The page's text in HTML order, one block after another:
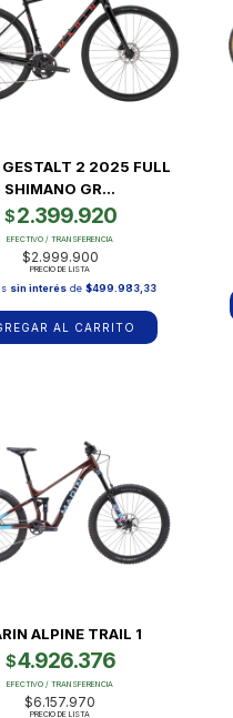
GESTALT 2 2025 FULL
SHIMANO GR...
$2.399.920
EFECTIVO / TRANSFERENCIA
$2.999.900
PRECIO DE LISTA
sin interés de$499.983,33
AL CARRITO
ALPINE TRAIL 1
$4.926.376
EFECTIVO / TRANSFERENCIA
$6.157.970
PRECIO DE LISTA